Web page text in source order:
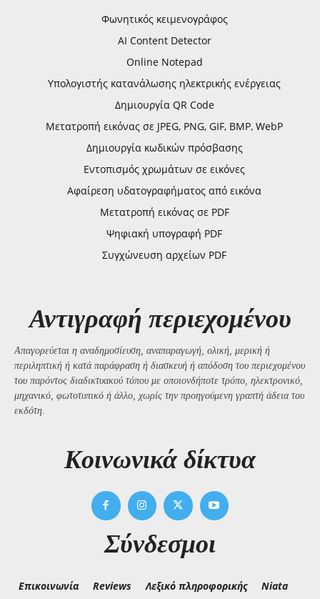
Φωνητικός κειμενογράφος
AI Content Detector
Online Notepad
Υπολογιστής κατανάλωσης ηλεκτρικής ενέργειας
Δημιουργία QR Code
Μετατροπή εικόνας σε JPEG, PNG, GIF, BMP, WebP
Δημιουργία κωδικών πρόσβασης
Εντοπισμός χρωμάτων σε εικόνες
Αφαίρεση υδατογραφήματος από εικόνα
Μετατροπή εικόνας σε PDF
Ψηφιακή υπογραφή PDF
Συγχώνευση αρχείων PDF
Αντιγραφή περιεχομένου
Απαγορεύεται η αναδημοσίευση, αναπαραγωγή, ολική, μερική ή
περιληπτική ή κατά παράφραση ή διασκευή ή απόδοση του περιεχομένου
του παρόντος διαδικτυακού τόπου με οποιονδήποτε τρόπο, ηλεκτρονικό,
μηχανικό, φωτοτυπικό ή άλλο, χωρίς την προηγούμενη γραπτή άδεια του
εκδότη.
Kοινωνικά δίκτυα
Σύνδεσμοι
Επικοινωνία Reviews Λεξικό πληροφορικής Niata